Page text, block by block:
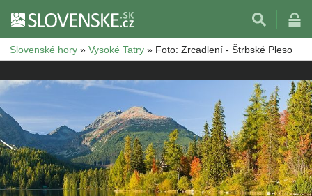
Slovenské hory » Vysoké Tatry » Foto: Zrcadlení - Štrbské Pleso